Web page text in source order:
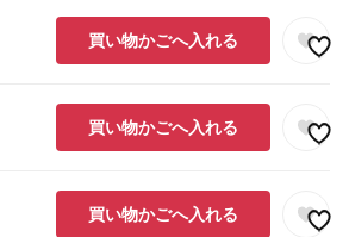
買い物かごへ入れる
買い物かごへ入れる
買い物かごへ入れる